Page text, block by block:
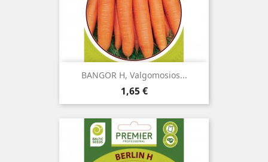
BANGOR H, Valgomosios...
Kaina
1,65 €